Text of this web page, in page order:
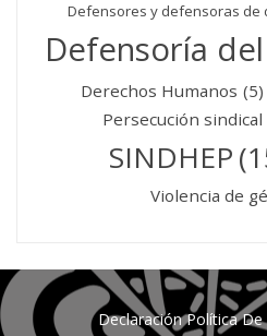
Defensores y defensoras de
Defensoría
Derechos Humanos (5)
Persecución sindical
SINDHEP
Violencia de
Declaración Política De